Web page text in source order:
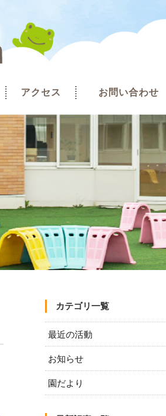
アクセス お問い合わせ
カテゴリ一覧
最近の活動
お知らせ
園だより